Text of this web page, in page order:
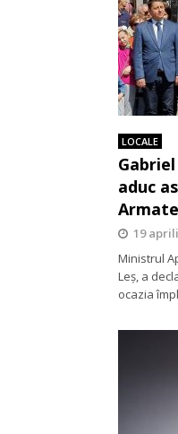
LOCALE
aduc
19
Ministrul
Leş, a
ocazia